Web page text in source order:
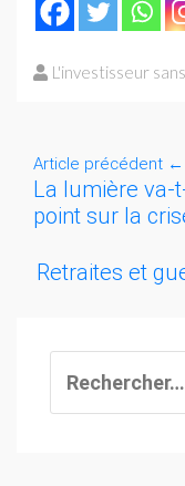
L'investisseur
Article précédent ←
La lumière va-
point sur la
Retraites et